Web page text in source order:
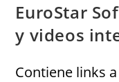
EuroStar
y videos
Contiene links